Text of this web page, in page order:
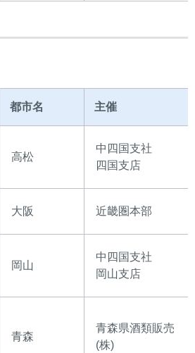
都市名 主催
高松
中四国支社
四国支店
大阪 近畿圏本部
岡山
中四国支社
岡山支店
青森
青森県酒類販売
(株)